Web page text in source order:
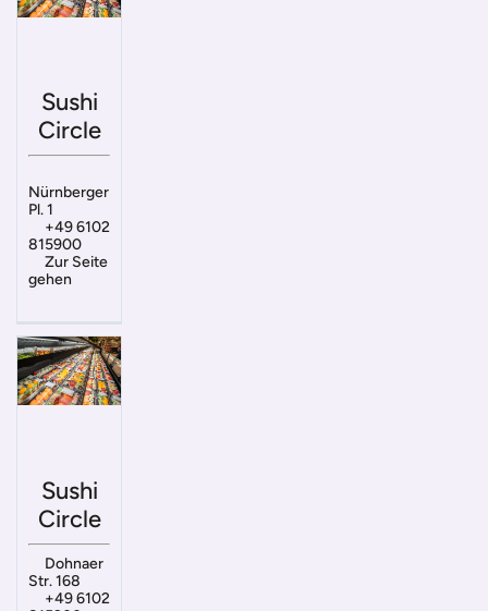
Sushi
Circle
Nürnberger
Pl. 1
+49 6102
815900
Zur Seite
gehen
Sushi
Circle
Dohnaer
Str. 168
+49 6102